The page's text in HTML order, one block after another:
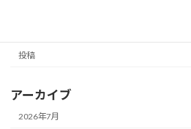
投稿
アーカイブ
2026年7月